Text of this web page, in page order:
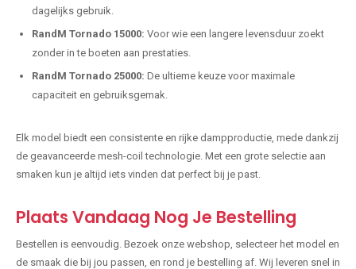
dagelijks gebruik.
RandM Tornado 15000: Voor wie een langere levensduur zoekt
zonder in te boeten aan prestaties.
RandM Tornado 25000: De ultieme keuze voor maximale
capaciteit en gebruiksgemak.
Elk model biedt een consistente en rijke dampproductie, mede dankzij
de geavanceerde mesh-coil technologie. Met een grote selectie aan
smaken kun je altijd iets vinden dat perfect bij je past.
Plaats Vandaag Nog Je Bestelling
Bestellen is eenvoudig. Bezoek onze webshop, selecteer het model en
de smaak die bij jou passen, en rond je bestelling af. Wij leveren snel in